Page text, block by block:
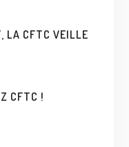
LA CFTC VEILLE
CFTC !